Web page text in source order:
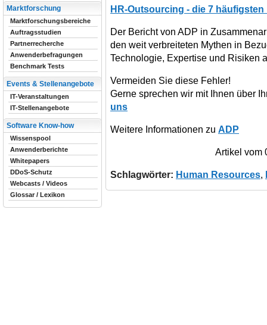
HR-Outsourcing - die 7 häufigsten
Der Bericht von ADP in
den weit verbreiteten Mythen in
Technologie, Expertise und Risiken
Vermeiden Sie diese Fehler!
Gerne sprechen wir mit Ihnen über
uns
Weitere Informationen zu ADP
Artikel vom
Schlagwörter: Human Resources,
Marktforschung
Marktforschungsbereiche
Auftragsstudien
Partnerrecherche
Anwenderbefragungen
Benchmark Tests
Events & Stellenangebote
IT-Veranstaltungen
IT-Stellenangebote
Software Know-how
Wissenspool
Anwenderberichte
Whitepapers
DDoS-Schutz
Webcasts / Videos
Glossar / Lexikon